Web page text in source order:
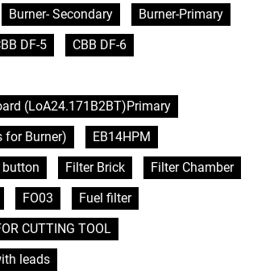
Burner- Secondary
Burner-Primary
DF-5
CBB DF-6
(LoA24.171B2BT)Primary
for Burner)
EB14HPM
button Filter Brick
Filter Chamber
FO03
Fuel filter
CUTTING TOOL
leads